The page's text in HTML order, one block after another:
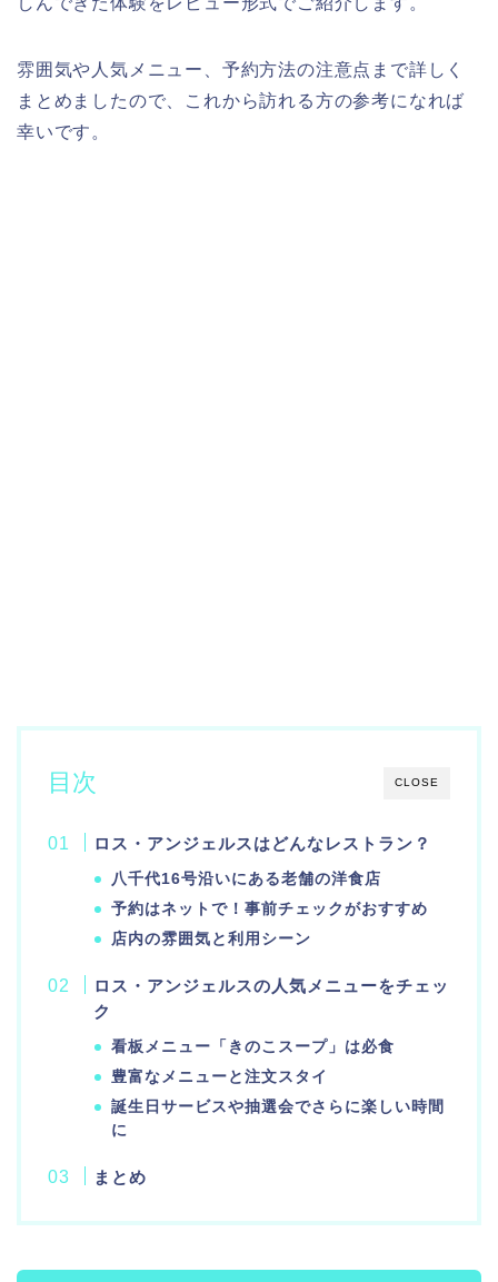
雰囲気や人気メニュー、予約方法の注意点まで詳しく
まとめましたので、これから訪れる方の参考になれば
幸いです。
CLOSE
目次
ロス・アンジェルスはどんなレストラン？
八千代16号沿いにある老舗の洋食店
予約はネットで！事前チェックがおすすめ
店内の雰囲気と利用シーン
ロス・アンジェルスの人気メニューをチェッ
ク
看板メニュー「きのこスープ」は必食
豊富なメニューと注文スタイ
誕生日サービスや抽選会でさらに楽しい時間
に
まとめ